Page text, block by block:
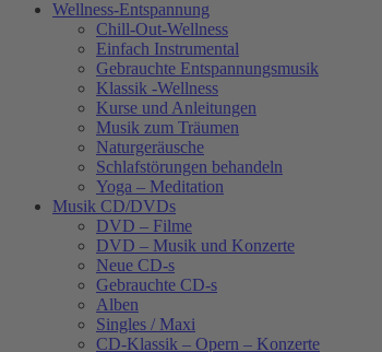
Wellness-Entspannung
Chill-Out-Wellness
Einfach Instrumental
Gebrauchte Entspannungsmusik
Klassik -Wellness
Kurse und Anleitungen
Musik zum Träumen
Naturgeräusche
Schlafstörungen behandeln
Yoga – Meditation
Musik CD/DVDs
DVD – Filme
DVD – Musik und Konzerte
Neue CD-s
Gebrauchte CD-s
Alben
Singles / Maxi
CD-Klassik – Opern – Konzerte